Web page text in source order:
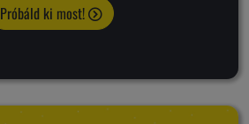
Próbáld ki most!